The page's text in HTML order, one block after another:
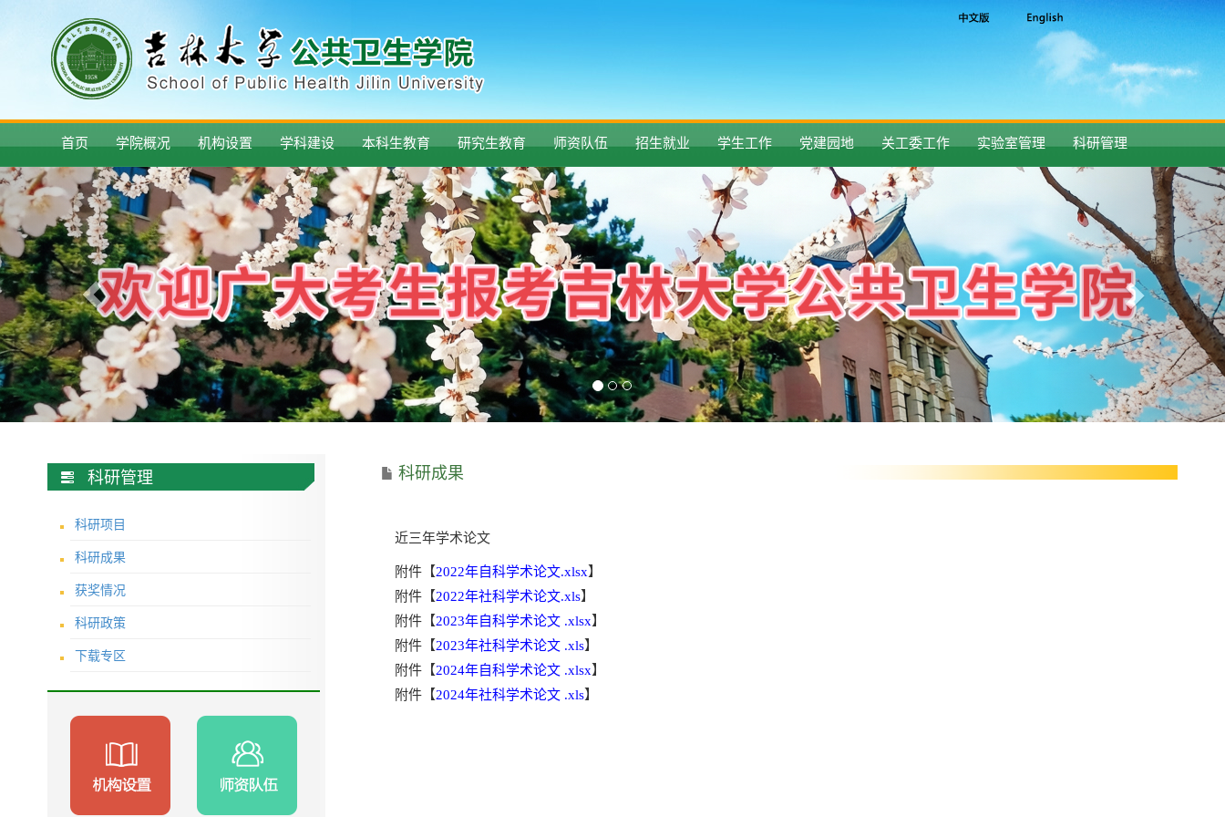
首页 学院概况 机构设置 学科建设 本科生教育 研究生教育 师资队伍 招生就业 学生工作 党建园地 关工委工作 实验室管理 科研管理
科研管理
科研项目
科研成果
获奖情况
科研政策
下载专区
科研成果
近三年学术论文
附件【2022年自科学术论文.xlsx】
附件【2022年社科学术论文.xls】
附件【2023年自科学术论文 .xlsx】
附件【2023年社科学术论文 .xls】
附件【2024年自科学术论文 .xlsx】
附件【2024年社科学术论文 .xls】